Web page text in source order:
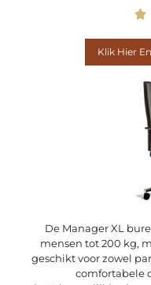

Klik Hier
De Manager XL
mensen tot 200 kg,
geschikt voor zowel
comfortabele